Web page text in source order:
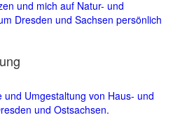
und mich auf Natur- und
Dresden und Sachsen persönlich
und Umgestaltung von Haus- und
und Ostsachsen.